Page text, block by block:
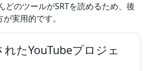
どのツールがSRTを読めるため、後
実用的です。
たYouTubeプロジェ